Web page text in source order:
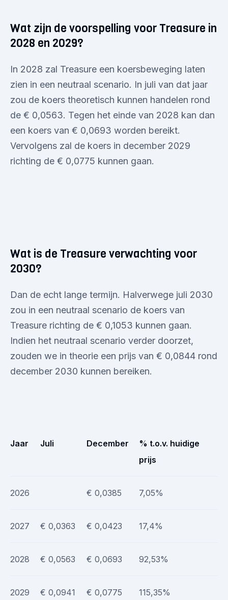
Wat zijn de voorspelling voor Treasure in
2028 en 2029?
In 2028 zal Treasure een koersbeweging laten
zien in een neutraal scenario. In juli van dat jaar
zou de koers theoretisch kunnen handelen rond
de € 0,0563. Tegen het einde van 2028 kan dan
een koers van € 0,0693 worden bereikt.
Vervolgens zal de koers in december 2029
richting de € 0,0775 kunnen gaan.
Wat is de Treasure verwachting voor
2030?
Dan de echt lange termijn. Halverwege juli 2030
zou in een neutraal scenario de koers van
Treasure richting de € 0,1053 kunnen gaan.
Indien het neutraal scenario verder doorzet,
zouden we in theorie een prijs van € 0,0844 rond
december 2030 kunnen bereiken.
Jaar Juli December
% t.o.v. huidige
prijs
2026 € 0,0385 7,05%
2027 € 0,0363 € 0,0423 17,4%
2028 € 0,0563 € 0,0693 92,53%
2029 € 0,0941 € 0,0775 115,35%